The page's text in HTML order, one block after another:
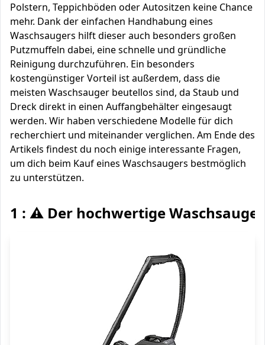
Polstern, Teppichböden oder Autositzen keine Chance
mehr. Dank der einfachen Handhabung eines
Waschsaugers hilft dieser auch besonders großen
Putzmuffeln dabei, eine schnelle und gründliche
Reinigung durchzuführen. Ein besonders
kostengünstiger Vorteil ist außerdem, dass die
meisten Waschsauger beutellos sind, da Staub und
Dreck direkt in einen Auffangbehälter eingesaugt
werden. Wir haben verschiedene Modelle für dich
recherchiert und miteinander verglichen. Am Ende des
Artikels findest du noch einige interessante Fragen,
um dich beim Kauf eines Waschsaugers bestmöglich
zu unterstützen.
1 : ⚠️ Der hochwertige Waschsauger